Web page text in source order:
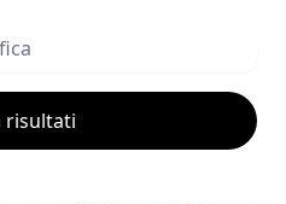
risultati